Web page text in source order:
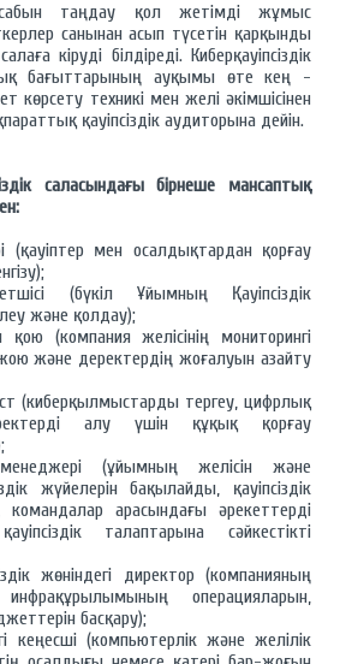
таңдау қол жетімді жұмыс
санынан асып түсетін қарқынды
кіруді білдіреді. Киберқауіпсіздік
бағыттарының ауқымы өте кең -
көрсету техникі мен желі әкімшісінен
қауіпсіздік аудиторына дейін.
саласындағы бірнеше мансаптық
(қауіптер мен осалдықтардан қорғау
(бүкіл Ұйымның Қауіпсіздік
және қолдау);
(компания желісінің мониторингі
және деректердің жоғалуын азайту
(киберқылмыстарды тергеу, цифрлық
алу үшін құқық қорғау
менеджері (ұйымның желісін және
жүйелерін бақылайды, қауіпсіздік
арасындағы әрекеттерді
талаптарына сәйкестікті
жөніндегі директор (компанияның
инфрақұрылымының операцияларын,
басқару);
кеңесші (компьютерлік және желілік